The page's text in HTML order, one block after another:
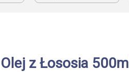
Olej z Łososia 500ml